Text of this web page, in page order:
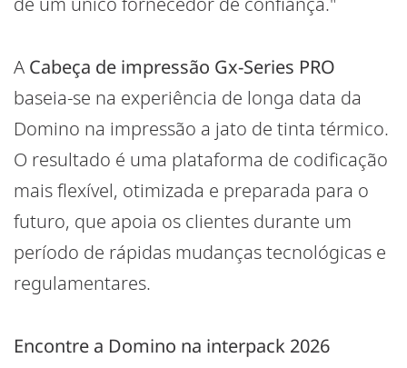
A Cabeça de impressão Gx-Series PRO
baseia-se na experiência de longa data da
Domino na impressão a jato de tinta térmico.
O resultado é uma plataforma de codificação
mais flexível, otimizada e preparada para o
futuro, que apoia os clientes durante um
período de rápidas mudanças tecnológicas e
regulamentares.
Encontre a Domino na interpack 2026